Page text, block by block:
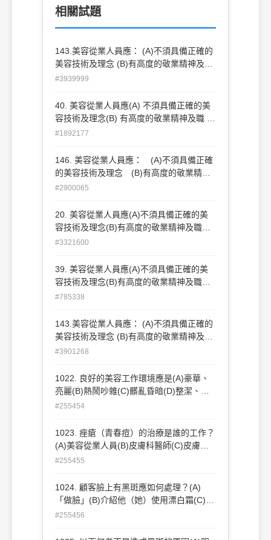
相關試題
143.美容從業人員應： (A)不須具備正確的
美容技術及理念 (B)有高度的敬業精神及職
業道 德 (C)不須有善良、親切、認真負責的
#3939999
40. 美容從業人員應(A) 不須具備正確的美
容技術及理念(B) 有高度的敬業精神及職 業
道德(C)不須有善良、親切、認真負責的精
#1892177
146. 美容從業人員應： (A)不須具備正確
的美容技術及理念 (B)有高度的敬業精神
及職業道德 (C)不須有善良、親切、認真
己。
#2900065
20. 美容從業人員應(A)不須具備正確的美
容技術及理念(B)有高度的敬業精神及職業
道德(C)不須有善良、親切、認真負責的精
#3321600
39. 美容從業人員應(A)不須具備正確的美
容技術及理念(B)有高度的敬業精神及職業
道德(C)不須有善良、親切、認真 負責的精
#785338
143.美容從業人員應： (A)不須具備正確的
美容技術及理念 (B)有高度的敬業精神及職
業道 德 (C)不須有善良、親切、認真負責的
#3901268
1022. 良好的美容工作環境應是(A)豪華、
亮麗(B)熱鬧吵雜(C)髒亂昏暗(D)整潔、舒
適。
#255454
1023. 痤瘡（青春痘）的治療是誰的工作？
(A)美容從業人員(B)皮膚科醫師(C)皮膚科
醫師美容從業人員均可(D)有經驗者即可。
#255455
1024. 顧客臉上有黑斑應如何處理？(A)
「做臉」(B)介紹他（她）使用漂白霜(C)告
知找皮膚科醫師診治(D)依顧客之方便選擇
#255456